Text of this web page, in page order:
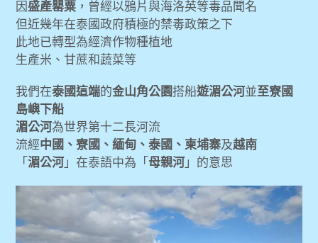
因盛產罌粟 ，曾經以鴉片與海洛英等毒品聞名
但近幾年在泰國政府積極的禁毒政策之下
此地已轉型為經濟作物種植地
生產米、甘蔗和蔬菜等
我們在泰國這端的金山角公園搭船遊湄公河並至寮國
島嶼下船
湄公河為世界第十二長河流
流經中國、寮國、緬甸、泰國、柬埔寨及越南
「湄公河 」在泰語中為「 母親河 」的意思